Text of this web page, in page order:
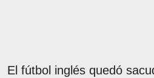
El fútbol inglés quedó